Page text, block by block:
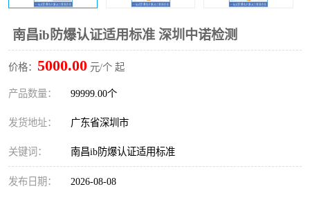
南昌ib防爆认证适用标准 深圳中诺检测
价格： 5000.00 元/个 起
产品数量： 99999.00个
发货地址： 广东省深圳市
关键词： 南昌ib防爆认证适用标准
发布日期： 2026-08-08